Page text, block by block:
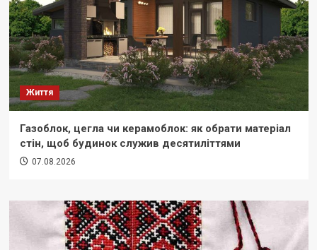
Життя
Газоблок, цегла чи керамоблок: як обрати матеріал
стін, щоб будинок служив десятиліттями
07.08.2026